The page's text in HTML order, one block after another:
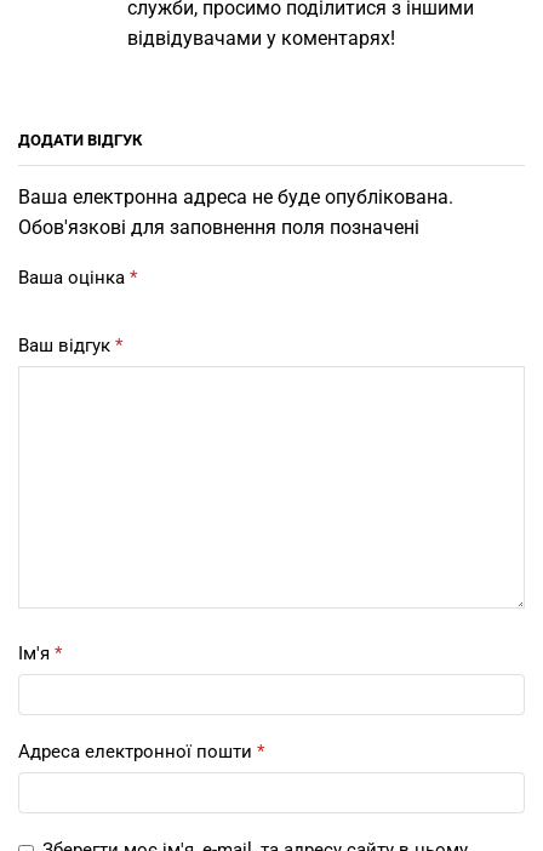
служби, просимо поділитися з іншими
відвідувачами у коментарях!
ДОДАТИ ВІДГУК
Ваша електронна адреса не буде опублікована.
Обов'язкові для заповнення поля позначені
Ваша оцінка *
Ваш відгук *
Ім'я *
Адреса електронної пошти *